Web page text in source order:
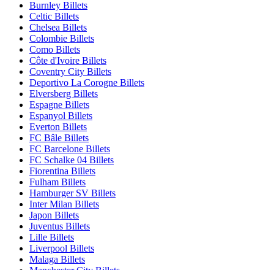
Burnley Billets
Celtic Billets
Chelsea Billets
Colombie Billets
Como Billets
Côte d'Ivoire Billets
Coventry City Billets
Deportivo La Corogne Billets
Elversberg Billets
Espagne Billets
Espanyol Billets
Everton Billets
FC Bâle Billets
FC Barcelone Billets
FC Schalke 04 Billets
Fiorentina Billets
Fulham Billets
Hamburger SV Billets
Inter Milan Billets
Japon Billets
Juventus Billets
Lille Billets
Liverpool Billets
Malaga Billets